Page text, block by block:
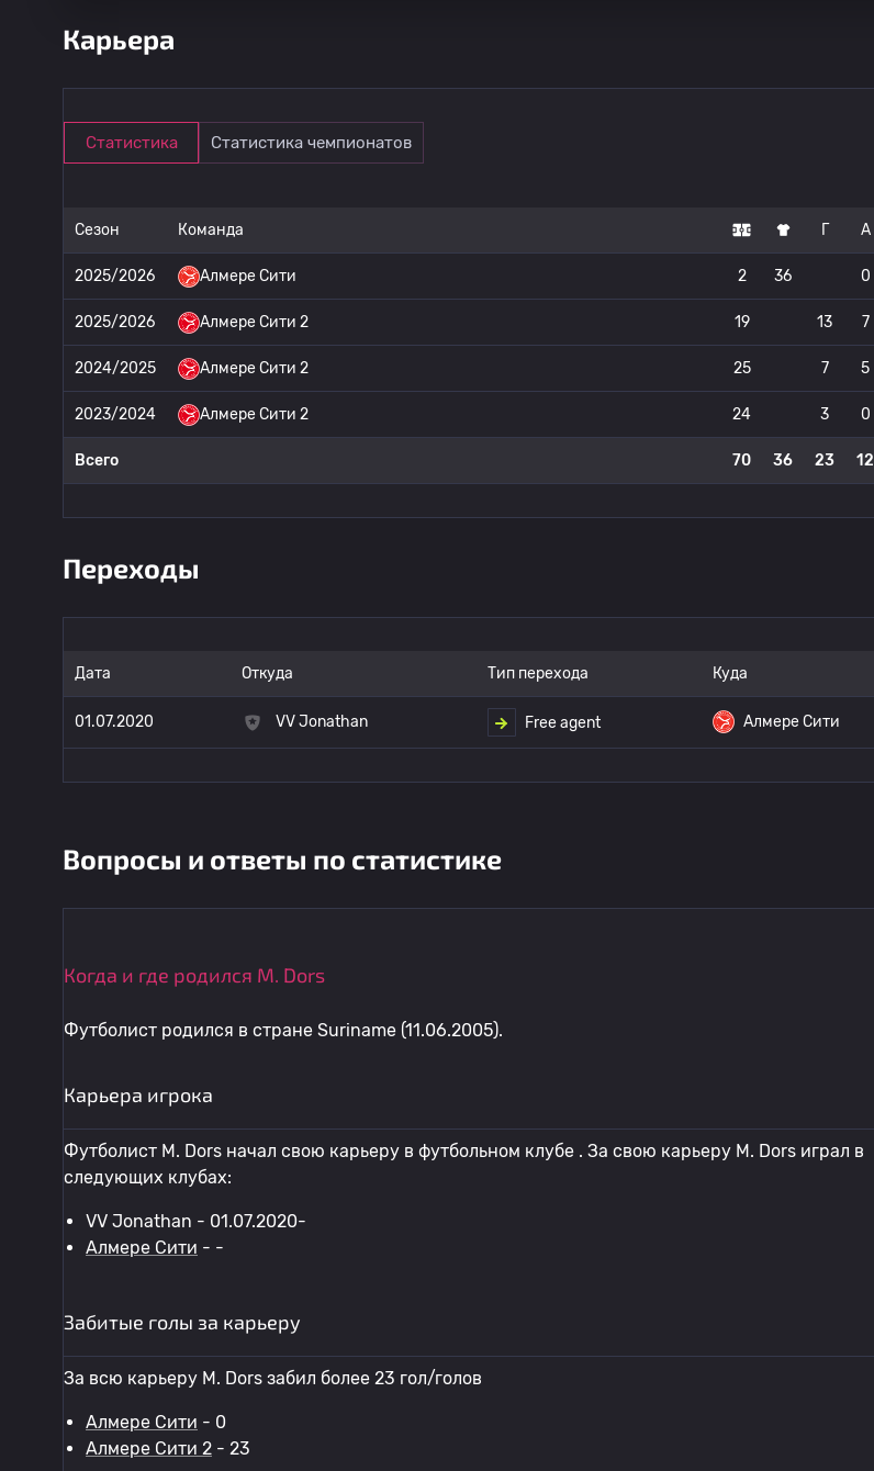
Карьера
Статистика Статистика чемпионатов
Сезон Команда Г А
2025/2026 Алмере Сити 2 36 0
2025/2026 Алмере Сити 2 19 13 7
2024/2025 Алмере Сити 2 25 7 5
2023/2024 Алмере Сити 2 24 3 0
Всего 70 36 23 12
Переходы
Дата Откуда Тип перехода Куда
01.07.2020 VV Jonathan Free agent Алмере Сити
Вопросы и ответы по статистике
Когда и где родился M. Dors
Футболист родился в стране Suriname (11.06.2005).
Карьера игрока
Футболист M. Dors начал свою карьеру в футбольном клубе . За свою карьеру M. Dors играл в
следующих клубах:
VV Jonathan - 01.07.2020-
Алмере Сити - -
Забитые голы за карьеру
За всю карьеру M. Dors забил более 23 гол/голов
Алмере Сити - 0
Алмере Сити 2 - 23